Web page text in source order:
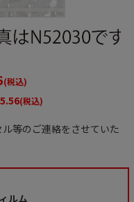
(税込)
(税込)
等のご連絡をさせていた
ルム